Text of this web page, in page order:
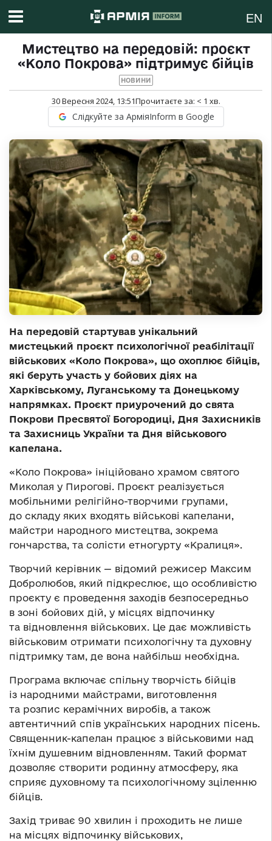
EN
Мистецтво на передовій: проєкт
«Коло Покрова» підтримує бійців
НОВИНИ
30 Вересня 2024, 13:51Прочитаєте за: < 1 хв.
Слідкуйте за АрміяInform в Google
На передовій стартував унікальний
мистецький проєкт психологічної реабілітації
військових «Коло Покрова», що охоплює бійців,
які беруть участь у бойових діях на
Харківському, Луганському та Донецькому
напрямках. Проєкт приурочений до свята
Покрови Пресвятої Богородиці, Дня Захисників
та Захисниць України та Дня військового
капелана.
«Коло Покрова» ініційовано храмом святого
Миколая у Пирогові. Проєкт реалізується
мобільними релігійно-творчими групами,
до складу яких входять військові капелани,
майстри народного мистецтва, зокрема
гончарства, та солісти етногурту «Кралиця».
Творчий керівник — відомий режисер Максим
Добролюбов, який підкреслює, що особливістю
проєкту є проведення заходів безпосередньо
в зоні бойових дій, у місцях відпочинку
та відновлення військових. Це дає можливість
військовим отримати психологічну та духовну
підтримку там, де вона найбільш необхідна.
Програма включає спільну творчість бійців
із народними майстрами, виготовлення
та розпис керамічних виробів, а також
автентичний спів українських народних пісень.
Священник-капелан працює з військовими над
їхнім душевним відновленням. Такий формат
дозволяє створити родинну атмосферу, яка
сприяє духовному та психологічному зціленню
бійців.
Захід триває 90 хвилин і проходить не лише
на місцях відпочинку військових,